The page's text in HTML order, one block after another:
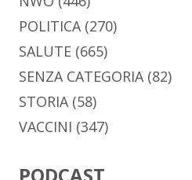
POLITICA(270)
SALUTE (665)
SENZA CATEGORIA(82)
STORIA(58)
VACCINI (347)